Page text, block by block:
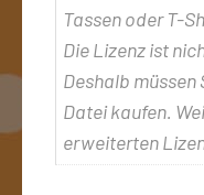
Tassen oder T-
Die Lizenz ist
Deshalb müssen
Datei kaufen.
erweiterten